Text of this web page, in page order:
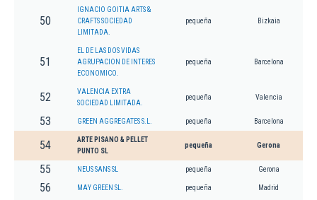
50
IGNACIO GOITIA ARTS &
CRAFTS SOCIEDAD
LIMITADA.
pequeña Bizkaia
51
EL DE LAS DOS VIDAS
AGRUPACION DE INTERES
ECONOMICO.
pequeña Barcelona
52
VALENCIA EXTRA
SOCIEDAD LIMITADA.
pequeña Valencia
53 GREEN AGGREGATES S.L. pequeña Barcelona
54
ARTE PISANO & PELLET
PUNTO SL
pequeña Gerona
55 NEUS SANS SL pequeña Gerona
56 MAY GREEN SL. pequeña Madrid